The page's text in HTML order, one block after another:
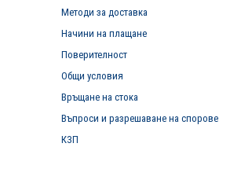
Методи за доставка
Начини на плащане
Поверителност
Общи условия
Връщане на стока
Въпроси и разрешаване на спорове
КЗП